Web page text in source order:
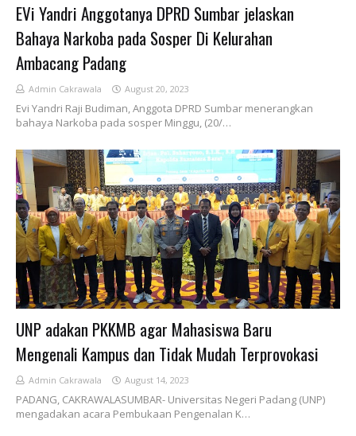
EVi Yandri Anggotanya DPRD Sumbar jelaskan
Bahaya Narkoba pada Sosper Di Kelurahan
Ambacang Padang
Admin Cakrawala August 20, 2023
Evi Yandri Raji Budiman, Anggota DPRD Sumbar menerangkan
bahaya Narkoba pada sosper Minggu, (20/…
UNP adakan PKKMB agar Mahasiswa Baru
Mengenali Kampus dan Tidak Mudah Terprovokasi
Admin Cakrawala August 14, 2023
PADANG, CAKRAWALASUMBAR- Universitas Negeri Padang (UNP)
mengadakan acara Pembukaan Pengenalan K…